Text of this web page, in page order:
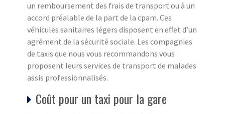
un remboursement des frais de transport ou à un
accord préalable de la part de la cpam. Ces
véhicules sanitaires légers disposent en effet d’un
agrément de la sécurité sociale. Les compagnies
de taxis que nous vous recommandons vous
proposent leurs services de transport de malades
assis professionnalisés.
Coût pour un taxi pour la gare